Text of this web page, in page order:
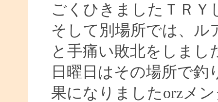
ごくひきましたＴＲ
そして別場所では、ル
と手痛い敗北をしまし
日曜日はその場所で
果になりましたorzメ